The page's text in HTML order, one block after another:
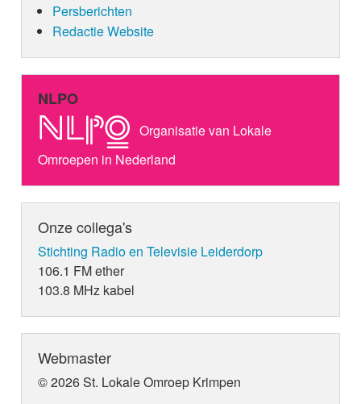
Persberichten
Redactie Website
NLPO
Organisatie van Lokale
Omroepen in Nederland
Onze collega's
Stichting Radio en Televisie Leiderdorp
106.1 FM ether
103.8 MHz kabel
Webmaster
© 2026 St. Lokale Omroep Krimpen